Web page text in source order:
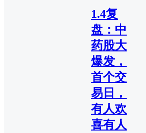
1.4复
盘：中
药股大
爆发，
首个交
易日，
有人欢
喜有人